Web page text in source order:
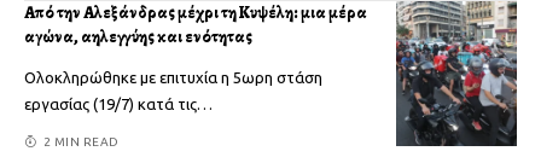
Από την Αλεξάνδρας μέχρι τη Κυψέλη: μια μέρα
αγώνα, αλληλεγγύης και ενότητας
Ολοκληρώθηκε με επιτυχία η 5ωρη στάση
εργασίας (19/7) κατά τις…
2 MIN READ